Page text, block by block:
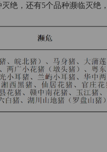
绝，还有5个品种濒临灭绝